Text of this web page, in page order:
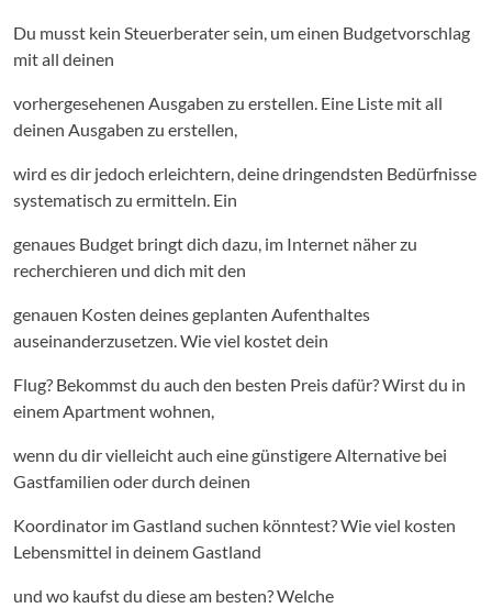
Du musst kein Steuerberater sein, um einen Budgetvorschlag
mit all deinen
vorhergesehenen Ausgaben zu erstellen. Eine Liste mit all
deinen Ausgaben zu erstellen,
wird es dir jedoch erleichtern, deine dringendsten Bedürfnisse
systematisch zu ermitteln. Ein
genaues Budget bringt dich dazu, im Internet näher zu
recherchieren und dich mit den
genauen Kosten deines geplanten Aufenthaltes
auseinanderzusetzen. Wie viel kostet dein
Flug? Bekommst du auch den besten Preis dafür? Wirst du in
einem Apartment wohnen,
wenn du dir vielleicht auch eine günstigere Alternative bei
Gastfamilien oder durch deinen
Koordinator im Gastland suchen könntest? Wie viel kosten
Lebensmittel in deinem Gastland
und wo kaufst du diese am besten? Welche